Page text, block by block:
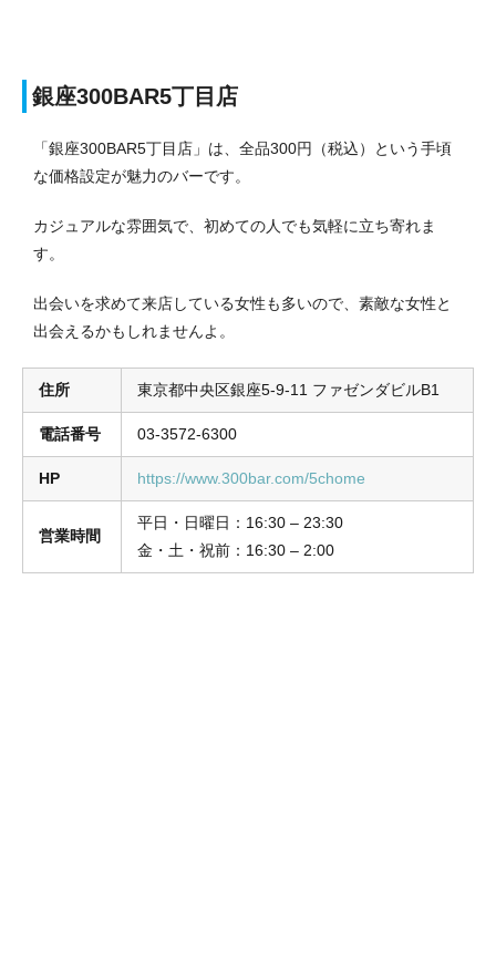
銀座300BAR5丁目店
「銀座300BAR5丁目店」は、全品300円（税込）という手頃
な価格設定が魅力のバーです。
カジュアルな雰囲気で、初めての人でも気軽に立ち寄れま
す。
出会いを求めて来店している女性も多いので、素敵な女性と
出会えるかもしれませんよ。
住所 東京都中央区銀座5-9-11 ファゼンダビルB1
電話番号 03-3572-6300
HP https://www.300bar.com/5chome
営業時間
平日・日曜日：16:30 – 23:30
金・土・祝前：16:30 – 2:00